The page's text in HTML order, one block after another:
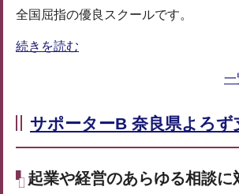
全国屈指の優良スクールです。
続きを読む
一
サポーターB 奈良県よろず
起業や経営のあらゆる相談に